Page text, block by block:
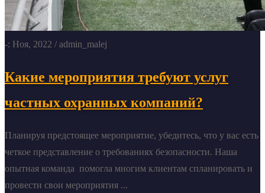
-: Ноя, 2022 / admin_malej
Какие мероприятия требуют услуг
частных охранных компаний?
Планируя предстоящее мероприятие, убедитесь, что у вас есть
четкое представление о требованиях безопасности. Наша
опытная команда помогла многим клиентам спланировать и
провести свои мероприятия ...